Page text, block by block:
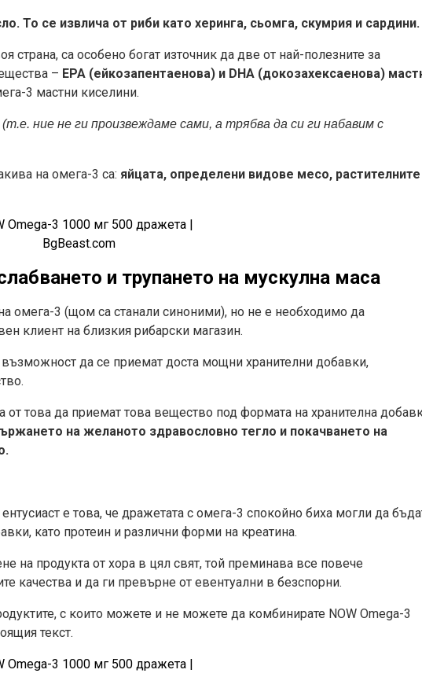
То се извлича от риби като херинга, сьомга, скумрия и сардини.
страна, са особено богат източник да две от най-полезните за
– ЕРА (ейкозапентаенова) и DHA (докозахексаенова)
3 мастни киселини.
ние не ги произвеждаме сами, а трябва да си ги набавим с
на омега-3 са: яйцата, определени видове месо, растителните
и трупането на мускулна маса
омега-3 (щом са станали синоними), но не е необходимо да
клиент на близкия рибарски магазин.
възможност да се приемат доста мощни хранителни добавки,
от това да приемат това вещество под формата на хранителна
на желаното здравословно тегло и покачването на
е това, че дражетата с омега-3 спокойно биха могли да
като протеин и различни форми на креатина.
на продукта от хора в цял свят, той преминава все повече
качества и да ги превърне от евентуални в безспорни.
с които можете и не можете да комбинирате NOW Omega-3
текст.